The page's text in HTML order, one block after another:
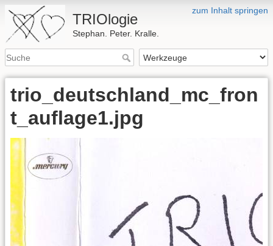
zum Inhalt springen
TRIOlogie
Stephan. Peter. Kralle.
trio_deutschland_mc_fron
t_auflage1.jpg